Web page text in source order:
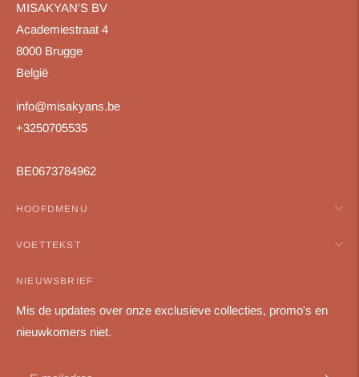
MISAKYAN'S BV
Academiestraat 4
8000 Brugge
België
info@misakyans.be
+3250705535
BE0673784962
HOOFDMENU
VOETTEKST
NIEUWSBRIEF
Mis de updates over onze exclusieve collecties, promo's en
nieuwkomers niet.